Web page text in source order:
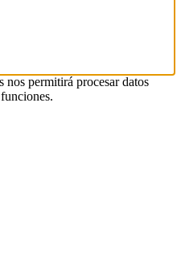
nos permitirá procesar datos